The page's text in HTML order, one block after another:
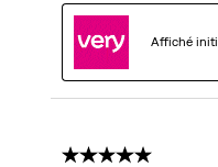
Affiché
5 étoile(s) sur 5.